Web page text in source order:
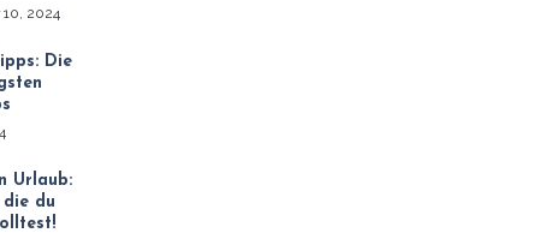
10, 2024
Die
Urlaub:
die du